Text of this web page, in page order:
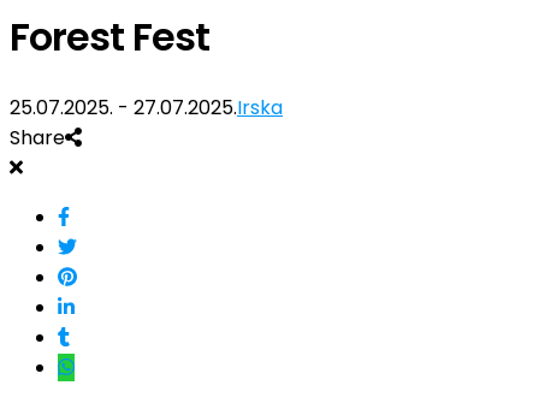
Forest Fest
25.07.2025. - 27.07.2025.Irska
Share